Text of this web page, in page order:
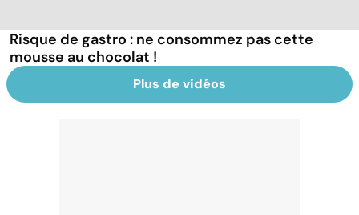
Risque de gastro : ne consommez pas cette
mousse au chocolat !
Plus de vidéos